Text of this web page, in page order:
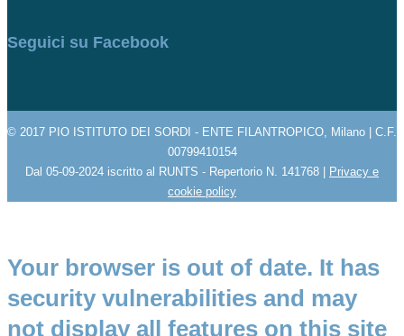
Seguici su Facebook
© 2017 PIO ISTITUTO DEI SORDI - ENTE FILANTROPICO, Milano | C.F.
00799410154
Dal 05-09-2024 iscritto al RUNTS - Repertorio N. 141768 | Privacy e
cookie policy
Your browser is out of date. It has
security vulnerabilities and may
not display all features on this site